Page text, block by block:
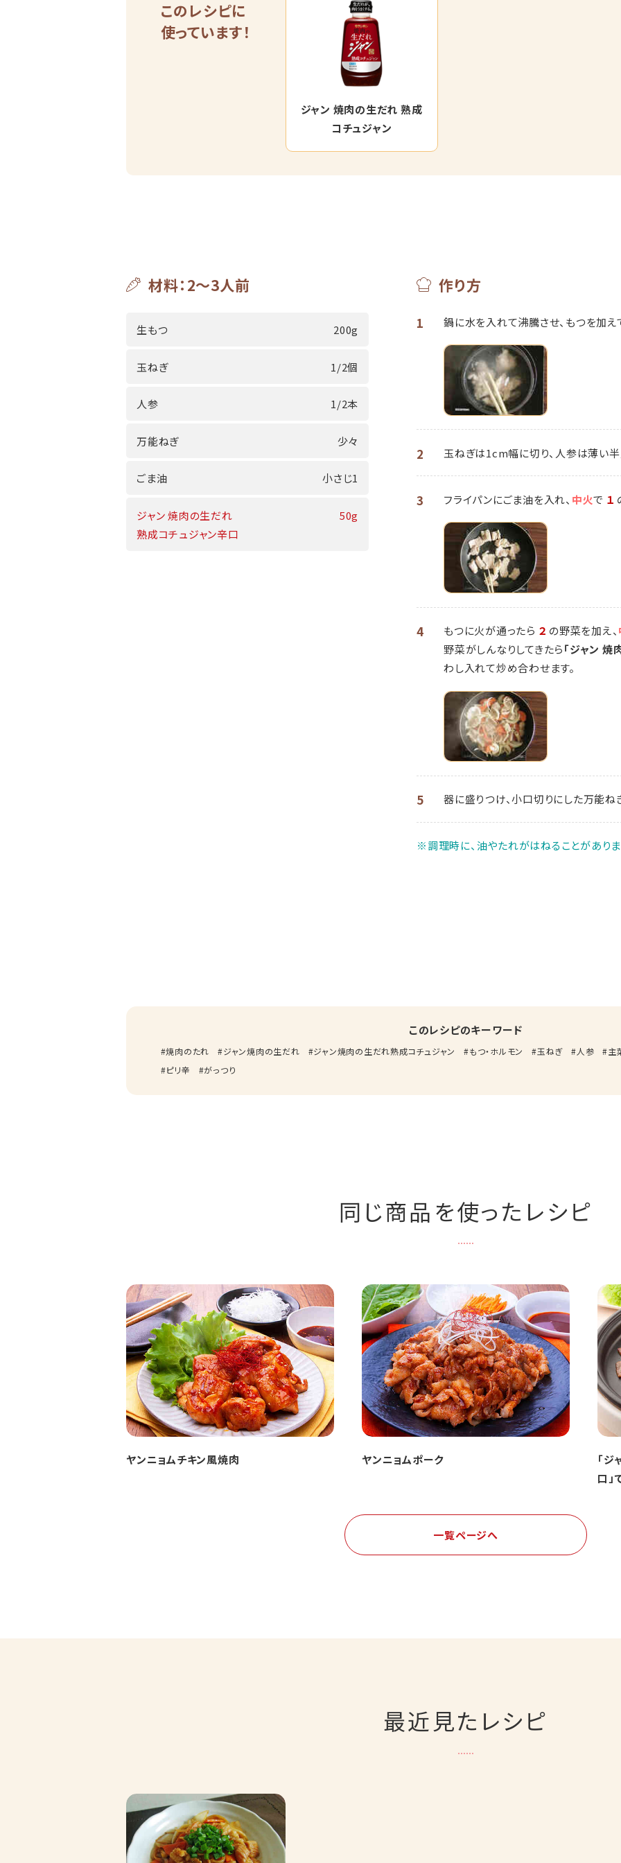
このレシピに
使っています！
ジャン 焼肉の生だれ 熟成
コチュジャン
材料：2～3人前
生もつ 200g
玉ねぎ 1/2個
人参 1/2本
万能ねぎ 少々
ごま油 小さじ1
ジャン 焼肉の生だれ
熟成コチュジャン辛口
50g
作り方
1 鍋に水を入れて沸騰させ、もつを加え
2 玉ねぎは1cm幅に切り、人参は薄い半
3 フライパンにごま油を入れ、 中火で １
4 もつに火が通ったら ２ の野菜を加え、
野菜がしんなりしてきたら「ジャン 焼
わし入れて炒め合わせます。
5 器に盛りつけ、小口切りにした万能ね
※調理時に、油やたれがはねることがありま
このレシピのキーワード
焼肉のたれ ジャン焼肉の生だれ ジャン焼肉の生だれ熟成コチュジャン もつ・ホルモン 玉ねぎ 人参 主
ピリ辛
がっつり
同じ商品を使ったレシピ
ヤンニョムチキン風焼肉 ヤンニョムポーク
「
口」
一覧ページへ
最近見たレシピ